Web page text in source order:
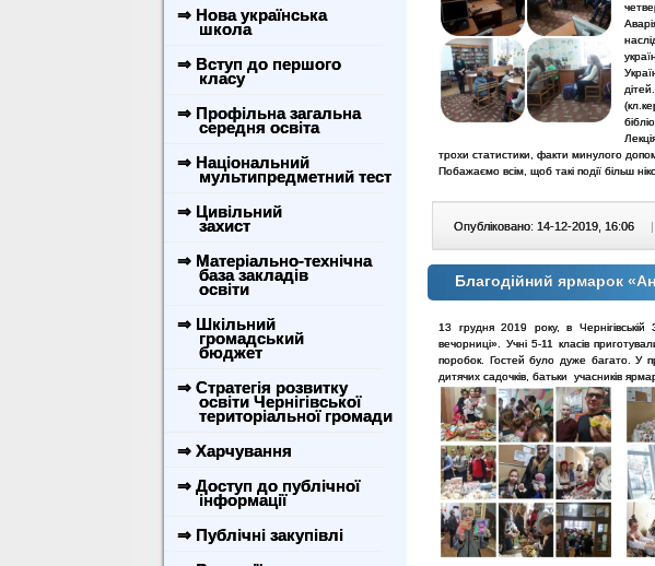
⇒ Нова українська
школа
⇒ Вступ до першого
класу
⇒ Профільна загальна
середня освіта
⇒ Національний
мультипредметний тест
⇒ Цивільний
захист
⇒ Матеріально-технічна
база закладів
освіти
⇒ Шкільний
громадський
бюджет
⇒ Стратегія розвитку
освіти Чернігівської
територіальної громади
⇒ Харчування
⇒ Доступ до публічної
інформації
⇒ Публічні закупівлі
трохи статистики, факти минулого
Побажаємо всім, щоб такі події більш
Опубліковано: 14-12-2019, 16:06 |
Благодійний ярмарок
13 грудня 2019 року, в
вечорниці». Учні 5-11 класів
поробок. Гостей було дуже багато. У
дитячих садочків, батьки учасників